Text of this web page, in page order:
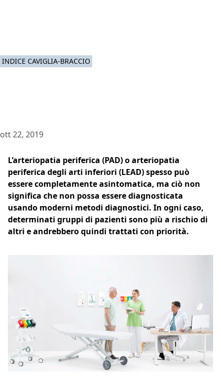
INDICE CAVIGLIA-BRACCIO
ott 22, 2019
L’arteriopatia periferica (PAD) o arteriopatia
periferica degli arti inferiori (LEAD) spesso può
essere completamente asintomatica, ma ciò non
significa che non possa essere diagnosticata
usando moderni metodi diagnostici. In ogni caso,
determinati gruppi di pazienti sono più a rischio di
altri e andrebbero quindi trattati con priorità.